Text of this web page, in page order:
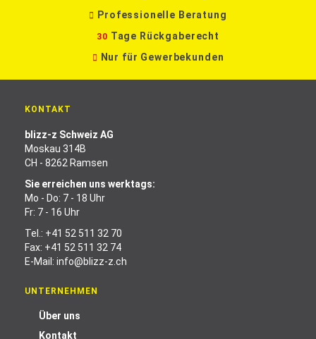
Professionelle Beratung
30 Tage Rückgaberecht
Nur für Gewerbekunden
KONTAKT
blizz-z Schweiz AG
Moskau 314B
CH - 8262 Ramsen
Sie erreichen uns werktags:
Mo - Do: 7 - 18 Uhr
Fr: 7 - 16 Uhr
Tel.: +41 52 511 32 70
Fax: +41 52 511 32 74
E-Mail: info@blizz-z.ch
UNTERNEHMEN
Über uns
Kontakt